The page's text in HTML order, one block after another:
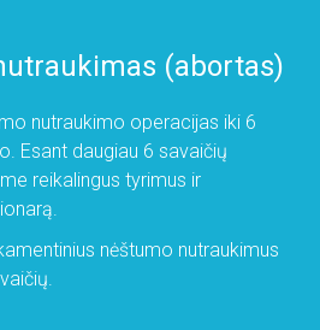
(abortas)
nutraukimo operacijas iki 6
Esant daugiau 6 savaičių
reikalingus tyrimus ir
nėštumo nutraukimus